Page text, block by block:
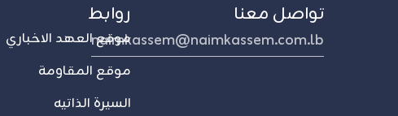
تواصل معنا
naimkassem@naimkassem.com.lb
روابط
موقع العهد الاخباري
موقع المقاومة
السيرة الذاتيه